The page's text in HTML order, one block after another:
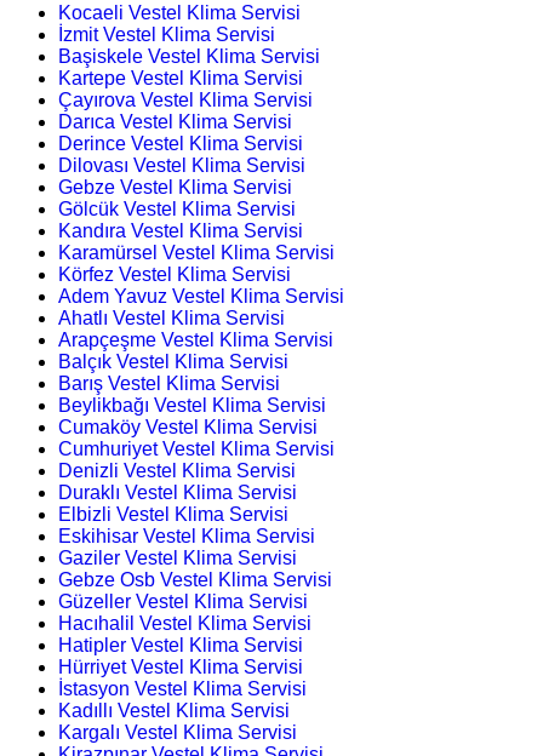
Kocaeli Vestel Klima Servisi
İzmit Vestel Klima Servisi
Başiskele Vestel Klima Servisi
Kartepe Vestel Klima Servisi
Çayırova Vestel Klima Servisi
Darıca Vestel Klima Servisi
Derince Vestel Klima Servisi
Dilovası Vestel Klima Servisi
Gebze Vestel Klima Servisi
Gölcük Vestel Klima Servisi
Kandıra Vestel Klima Servisi
Karamürsel Vestel Klima Servisi
Körfez Vestel Klima Servisi
Adem Yavuz Vestel Klima Servisi
Ahatlı Vestel Klima Servisi
Arapçeşme Vestel Klima Servisi
Balçık Vestel Klima Servisi
Barış Vestel Klima Servisi
Beylikbağı Vestel Klima Servisi
Cumaköy Vestel Klima Servisi
Cumhuriyet Vestel Klima Servisi
Denizli Vestel Klima Servisi
Duraklı Vestel Klima Servisi
Elbizli Vestel Klima Servisi
Eskihisar Vestel Klima Servisi
Gaziler Vestel Klima Servisi
Gebze Osb Vestel Klima Servisi
Güzeller Vestel Klima Servisi
Hacıhalil Vestel Klima Servisi
Hatipler Vestel Klima Servisi
Hürriyet Vestel Klima Servisi
İstasyon Vestel Klima Servisi
Kadıllı Vestel Klima Servisi
Kargalı Vestel Klima Servisi